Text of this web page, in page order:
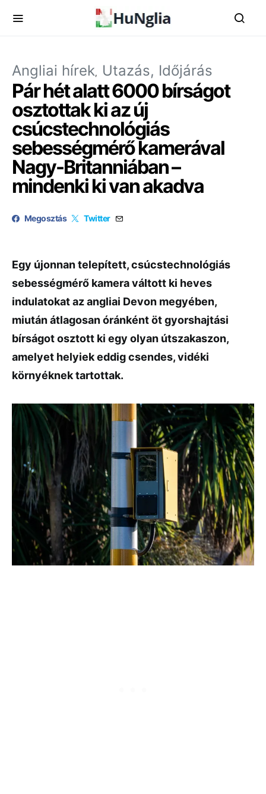
Angliai hírek Utazás, Időjárás
Pár hét alatt 6000 bírságot
osztottak ki az új
csúcstechnológiás
sebességmérő kamerával
Nagy-Britanniában –
mindenki ki van akadva
Megosztás Twitter
Egy újonnan telepített, csúcstechnológiás
sebességmérő kamera váltott ki heves
indulatokat az angliai Devon megyében,
miután átlagosan óránként öt gyorshajtási
bírságot osztott ki egy olyan útszakaszon,
amelyet helyiek eddig csendes, vidéki
környéknek tartottak.